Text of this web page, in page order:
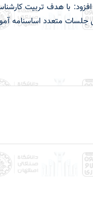
با هدف تربیت
متعدد اساسنامه